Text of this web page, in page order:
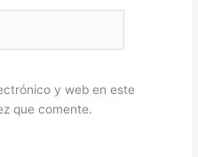
y web en este
que comente.